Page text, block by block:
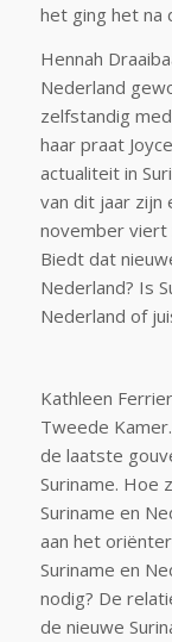
het ging het na
Hennah
Nederland
zelfstandig
haar praat
actualiteit in
van dit jaar zijn
november viert
Biedt dat
Nederland? Is
Nederland of
Kathleen
Tweede
de laatste
Suriname. Hoe
Suriname en
aan het
Suriname en
nodig? De
de nieuwe